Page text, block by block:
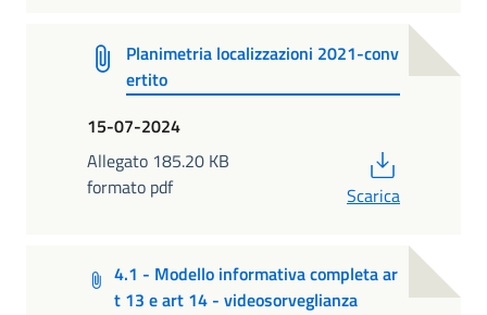
Planimetria localizzazioni 2021-conv
ertito
15-07-2024
Allegato 185.20 KB
formato pdf
Scarica
4.1 - Modello informativa completa ar
t 13 e art 14 - videosorveglianza